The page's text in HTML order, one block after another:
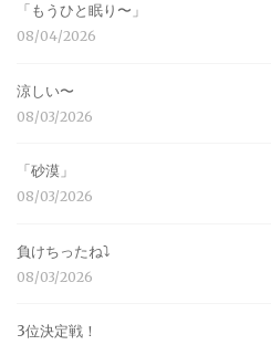
「もうひと眠り〜」
08/04/2026
涼しい〜
08/03/2026
「砂漠」
08/03/2026
負けちったね⤵︎
08/03/2026
3位決定戦！